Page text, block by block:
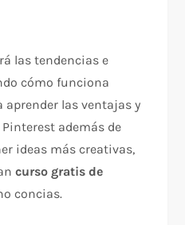
las tendencias e
cómo funciona
aprender las ventajas y
además de
ideas más creativas,
curso gratis de
concias.